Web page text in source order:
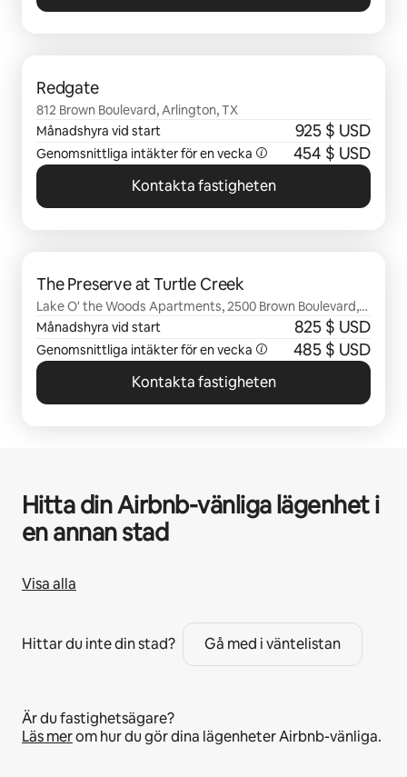
Redgate
812 Brown Boulevard, Arlington, TX
Månadshyra vid start
925 $ USD
Genomsnittliga intäkter för en vecka 454 $ USD
Kontakta fastigheten
The Preserve at Turtle Creek
Lake O' the Woods Apartments, 2500 Brown Boulevard,
Arlington, TX
Månadshyra vid start 825 $ USD
Genomsnittliga intäkter för en vecka 485 $ USD
Kontakta fastigheten
Hitta din Airbnb-vänliga lägenhet i
en annan stad
Visa alla
Hittar du inte din stad? Gå med i väntelistan
Är du fastighetsägare?
Läs merom hur du gör dina lägenheter Airbnb-vänliga.